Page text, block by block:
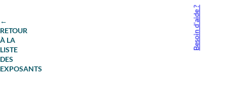
←
RETOUR
À LA
LISTE
DES
EXPOSANTS
Besoin d'aide ?